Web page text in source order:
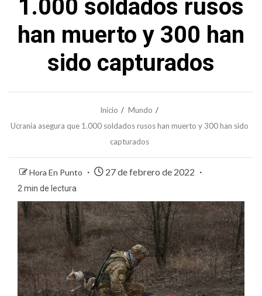
1.000 soldados rusos
han muerto y 300 han
sido capturados
Inicio
Mundo
Ucrania asegura que 1.000 soldados rusos han muerto y 300 han sido
capturados
Hora En Punto 27 de febrero de 2022
2 min de lectura